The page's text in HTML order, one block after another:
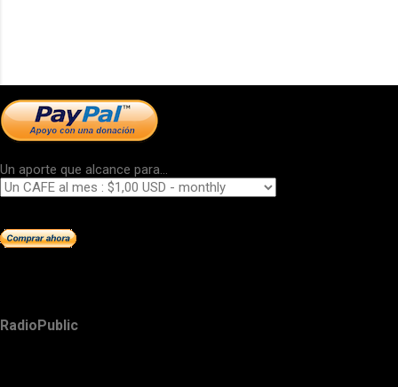
Un aporte que alcance para...
RadioPublic